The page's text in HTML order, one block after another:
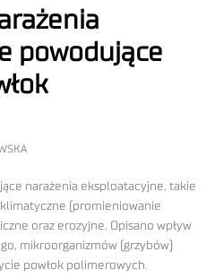
powodujące
narażenia eksploatacyjne, takie
(promieniowanie
oraz erozyjne. Opisano wpływ
mikroorganizmów (grzybów)
powłok polimerowych.